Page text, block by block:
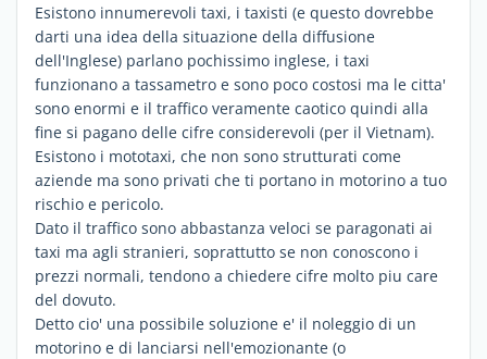
Esistono innumerevoli taxi, i taxisti (e questo dovrebbe
darti una idea della situazione della diffusione
dell'Inglese) parlano pochissimo inglese, i taxi
funzionano a tassametro e sono poco costosi ma le citta'
sono enormi e il traffico veramente caotico quindi alla
fine si pagano delle cifre considerevoli (per il Vietnam).
Esistono i mototaxi, che non sono strutturati come
aziende ma sono privati che ti portano in motorino a tuo
rischio e pericolo.
Dato il traffico sono abbastanza veloci se paragonati ai
taxi ma agli stranieri, soprattutto se non conoscono i
prezzi normali, tendono a chiedere cifre molto piu care
del dovuto.
Detto cio' una possibile soluzione e' il noleggio di un
motorino e di lanciarsi nell'emozionante (o